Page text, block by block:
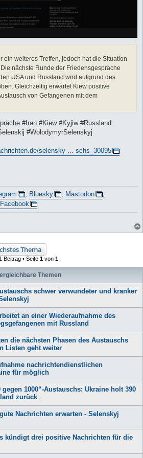
ein weiteres Treffen, jedoch hat die Situation
nächste Runde der Friedensgespräche
USA und Russland wird aufgrund des
Gleichzeitig erwartet Kiew positive
von Gefangenen mit dem
#Iran #Kiew #Kyjiw #Russland
#WolodymyrSelenskyj
selensky ... schs_30095
, Bluesky , Mastodon
,
Facebook
Thema
Beitrag • Seite 1 von 1
Themen
schwer verwundeter und kranker
an einer Wiederaufnahme des
mit Russland
die nächsten Phasen des Austauschs
Listen geht weiter
nachrichtendienstlichen
für möglich
gegen 1000“-Austauschs: Ukraine holt 390
zurück
Nachrichten erwarten - Selenskyj
kündigt drei positive Nachrichten für die